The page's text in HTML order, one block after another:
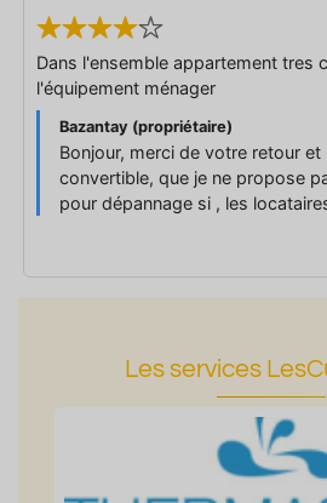
Dans l'ensemble appartement tres
l'équipement ménager
Bazantay (propriétaire)
Bonjour, merci de votre retour
convertible, que je ne propose
pour dépannage si , les
Les services